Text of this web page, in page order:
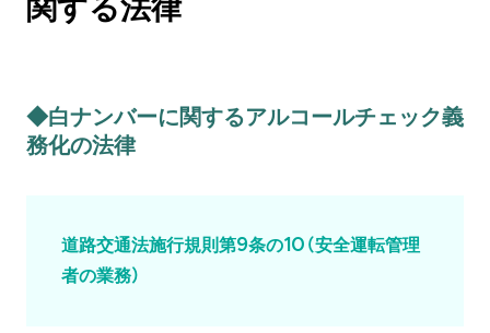
関する法律
◆白ナンバーに関するアルコールチェック義
務化の法律
道路交通法施行規則第9条の10（安全運転管理
者の業務）